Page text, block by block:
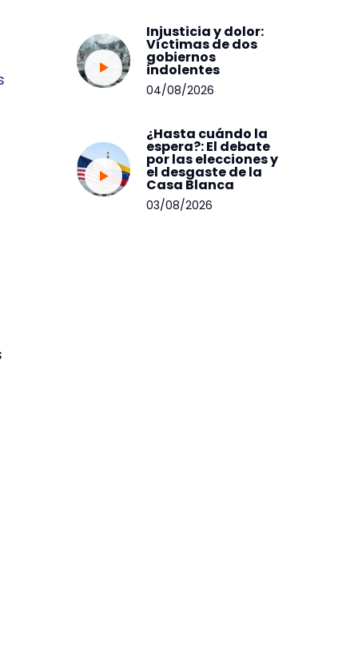
Injusticia y dolor:
Víctimas de dos
gobiernos
indolentes
04/08/2026
¿Hasta cuándo la
espera?: El debate
por las elecciones y
el desgaste de la
Casa Blanca
03/08/2026